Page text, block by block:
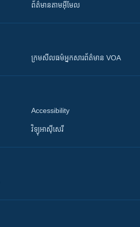
ព័ត៌មាន​តាម​អ៊ីមែល
ក្រម​​​សីលធម៌​​​អ្នក​​​សារព័ត៌មាន VOA
Accessibility
វិទ្យុ​អាស៊ី​សេរី